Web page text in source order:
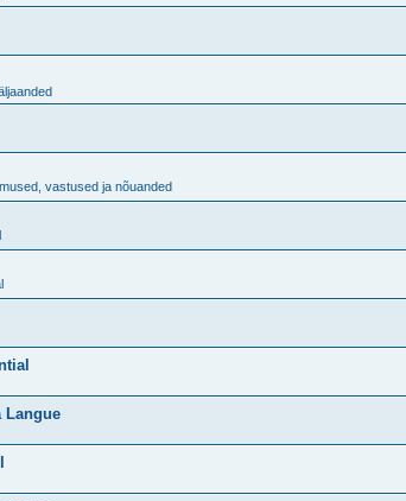
vastused ja nõuanded
Langue